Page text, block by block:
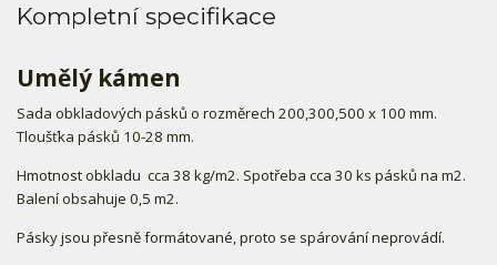
Kompletní specifikace
Umělý kámen
Sada obkladových pásků o rozměrech 200,300,500 x 100 mm.
Tloušťka pásků 10-28 mm.
Hmotnost obkladu cca 38 kg/m2. Spotřeba cca 30 ks pásků na m2.
Balení obsahuje 0,5 m2.
Pásky jsou přesně formátované, proto se spárování neprovádí.